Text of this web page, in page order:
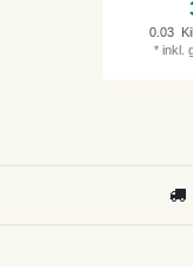
0.03
* inkl.